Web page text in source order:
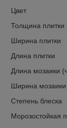
Цвет
Толщина плитки
Ширина плитки
Длина плитки
Длина мозаики
Ширина мозаики
Степень блеска
Морозостойкая